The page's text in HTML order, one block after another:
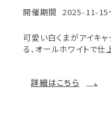
開催期間 2025-11-15
可愛い白くまがアイキ
る、オールホワイトで
詳細はこちら